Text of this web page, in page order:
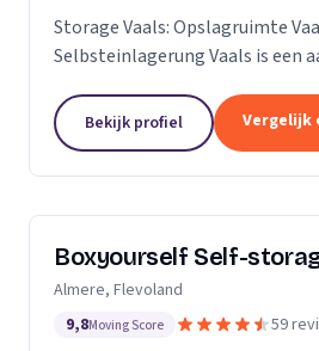
Storage Vaals: Opslagruimte
Selbsteinlagerung Vaals is een
actief in Limburg.
Bekijk profiel Vergelijk
Boxyourself Self-
Almere, Flevoland
9,8Moving Score 59